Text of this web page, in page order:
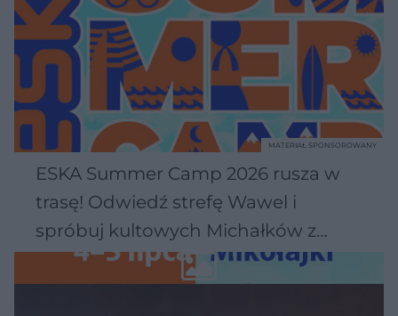
ESKA Summer Camp 2026 rusza w
trasę! Odwiedź strefę Wawel i
spróbuj kultowych Michałków z
Wawelu
MATERIAŁ SPONSOROWANY